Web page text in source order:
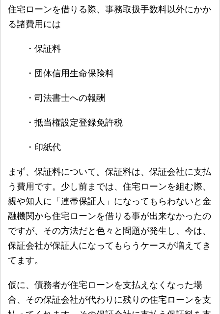
住宅ローンを借りる際、事務取扱手数料以外にかか
る諸費用には
・保証料
・団体信用生命保険料
・司法書士への報酬
・抵当権設定登録免許税
・印紙代
まず、保証料について。保証料は、保証会社に支払
う費用です。少し前までは、住宅ローンを組む際、
親や知人に「連帯保証人」になってもらわないと金
融機関から住宅ローンを借りる事が出来なかったの
ですが、その方法だと色々と問題が発生し、今は、
保証会社が保証人になってもらうケースが増えてき
てます。
仮に、債務者が住宅ローンを支払えなくなった場
合、その保証会社が代わりに残りの住宅ローンを支